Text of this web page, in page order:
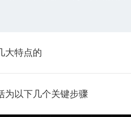
大特点的
为以下几个关键步骤